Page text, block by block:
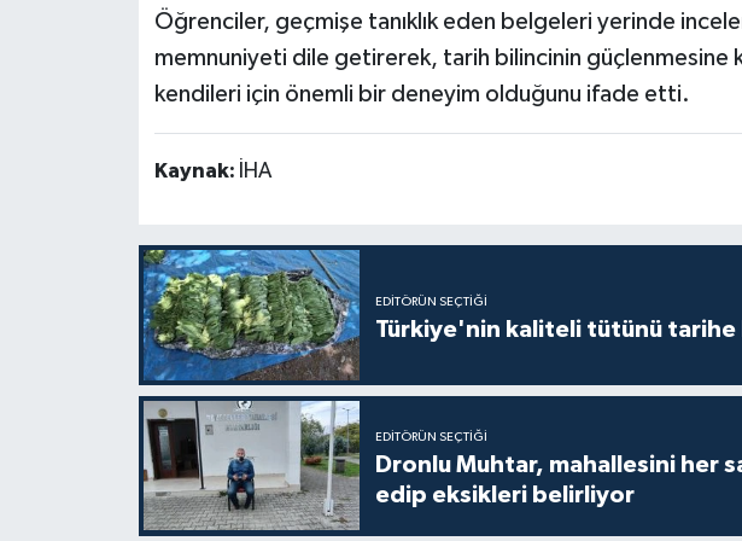
Öğrenciler, geçmişe tanıklık eden belgeleri yerinde
memnuniyeti dile getirerek, tarih bilincinin güçlenmesine
kendileri için önemli bir deneyim olduğunu ifade etti.
Kaynak: İHA
EDITÖRÜN SEÇTIĞI
Türkiye'nin kaliteli tütünü tarihe
EDITÖRÜN SEÇTIĞI
Dronlu Muhtar, mahallesini her
edip eksikleri belirliyor